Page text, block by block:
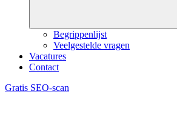
Begrippenlijst
Veelgestelde vragen
Vacatures
Contact
Gratis SEO-scan